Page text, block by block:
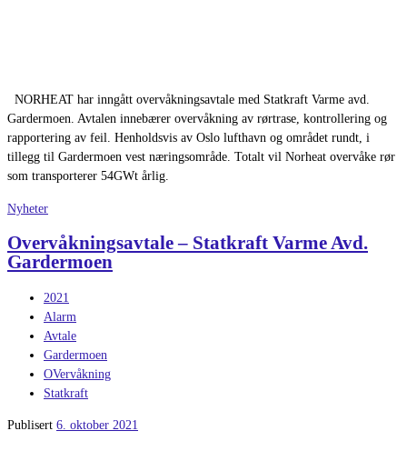
NORHEAT har inngått overvåkningsavtale med Statkraft Varme avd.
Gardermoen. Avtalen innebærer overvåkning av rørtrase, kontrollering og
rapportering av feil. Henholdsvis av Oslo lufthavn og området rundt, i
tillegg til Gardermoen vest næringsområde. Totalt vil Norheat overvåke rør
som transporterer 54GWt årlig.
Nyheter
Overvåkningsavtale – Statkraft Varme Avd.
Gardermoen
2021
Alarm
Avtale
Gardermoen
OVervåkning
Statkraft
Publisert 6. oktober 2021